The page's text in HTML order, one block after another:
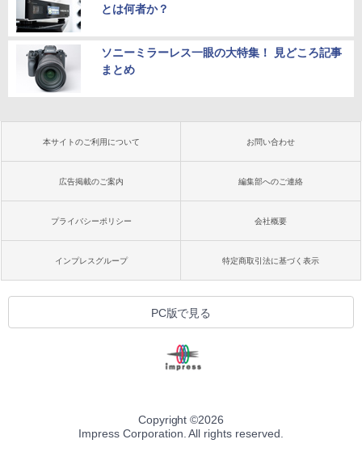
とは何者か？
ソニーミラーレス一眼の大特集！ 見どころ記事
まとめ
本サイトのご利用について お問い合わせ
広告掲載のご案内 編集部へのご連絡
プライバシーポリシー 会社概要
インプレスグループ 特定商取引法に基づく表示
PC版で見る
Copyright ©2026
Impress Corporation. All rights reserved.